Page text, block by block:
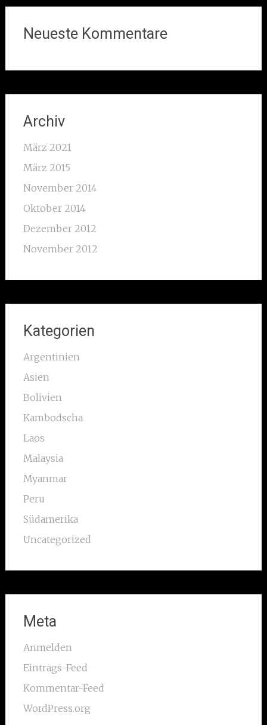
Neueste Kommentare
Archiv
März 2021
März 2015
November 2014
Oktober 2014
Dezember 2012
November 2012
Kategorien
Argentinien
Asien
Bolivien
Kambodscha
Laos
Malaysia
Myanmar
Peru
Südamerika
Uncategorized
Meta
Anmelden
Eintrags-Feed
Kommentar-Feed
WordPress.org